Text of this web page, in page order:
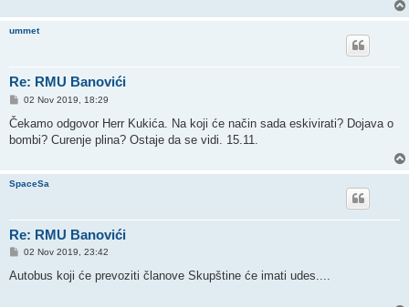
ummet
Re: RMU Banovići
P
s
02 Nov 2019, 18:29
Čekamo odgovor Herr Kukića. Na koji će način sada eskivirati? Dojava o
bombi? Curenje plina? Ostaje da se vidi. 15.11.
SpaceSa
Re: RMU Banovići
P
s
02 Nov 2019, 23:42
Autobus koji će prevoziti članove Skupštine će imati udes....